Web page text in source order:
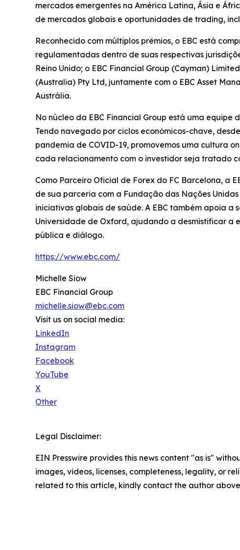
mercados emergentes na América Latina, Ásia e
de mercados globais e oportunidades de trading,
Reconhecido com múltiplos prêmios, o EBC está
regulamentadas dentro de suas respectivas
Reino Unido; o EBC Financial Group (Cayman)
(Australia) Pty Ltd, juntamente com o EBC Asset
Austrália.
No núcleo da EBC Financial Group está uma
Tendo navegado por ciclos econômicos-chave,
pandemia de COVID-19, promovemos uma cultura
cada relacionamento com o investidor seja tratado
Como Parceiro Oficial de Forex do FC Barcelona, a
de sua parceria com a Fundação das Nações
iniciativas globais de saúde. A EBC também apoia
Universidade de Oxford, ajudando a desmistificar a
pública e diálogo.
https://www.ebc.com/
Michelle Siow
EBC Financial Group
michelle.siow@ebc.com
Visit us on social media:
LinkedIn
Instagram
Facebook
YouTube
X
Other
Legal Disclaimer:
EIN Presswire provides this news content "as is"
images, videos, licenses, completeness, legality, or
related to this article, kindly contact the author